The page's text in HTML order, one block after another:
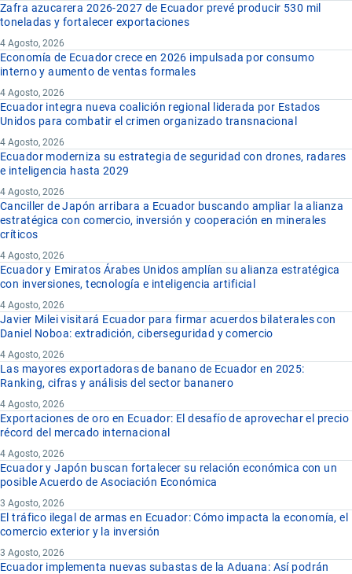
Zafra azucarera 2026-2027 de Ecuador prevé producir 530 mil
toneladas y fortalecer exportaciones
4 Agosto, 2026
Economía de Ecuador crece en 2026 impulsada por consumo
interno y aumento de ventas formales
4 Agosto, 2026
Ecuador integra nueva coalición regional liderada por Estados
Unidos para combatir el crimen organizado transnacional
4 Agosto, 2026
Ecuador moderniza su estrategia de seguridad con drones, radares
e inteligencia hasta 2029
4 Agosto, 2026
Canciller de Japón arribara a Ecuador buscando ampliar la alianza
estratégica con comercio, inversión y cooperación en minerales
críticos
4 Agosto, 2026
Ecuador y Emiratos Árabes Unidos amplían su alianza estratégica
con inversiones, tecnología e inteligencia artificial
4 Agosto, 2026
Javier Milei visitará Ecuador para firmar acuerdos bilaterales con
Daniel Noboa: extradición, ciberseguridad y comercio
4 Agosto, 2026
Las mayores exportadoras de banano de Ecuador en 2025:
Ranking, cifras y análisis del sector bananero
4 Agosto, 2026
Exportaciones de oro en Ecuador: El desafío de aprovechar el precio
récord del mercado internacional
4 Agosto, 2026
Ecuador y Japón buscan fortalecer su relación económica con un
posible Acuerdo de Asociación Económica
3 Agosto, 2026
El tráfico ilegal de armas en Ecuador: Cómo impacta la economía, el
comercio exterior y la inversión
3 Agosto, 2026
Ecuador implementa nuevas subastas de la Aduana: Así podrán